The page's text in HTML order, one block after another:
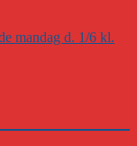
mandag d. 1/6 kl.